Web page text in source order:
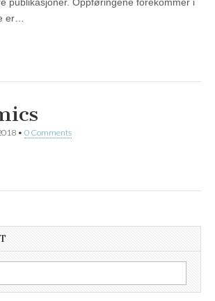
publikasjoner. Oppføringene forekommer i
er…
• 0 Comments